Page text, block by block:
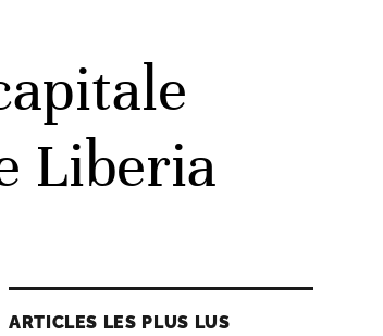
Liberia
ARTICLES LES PLUS LUS